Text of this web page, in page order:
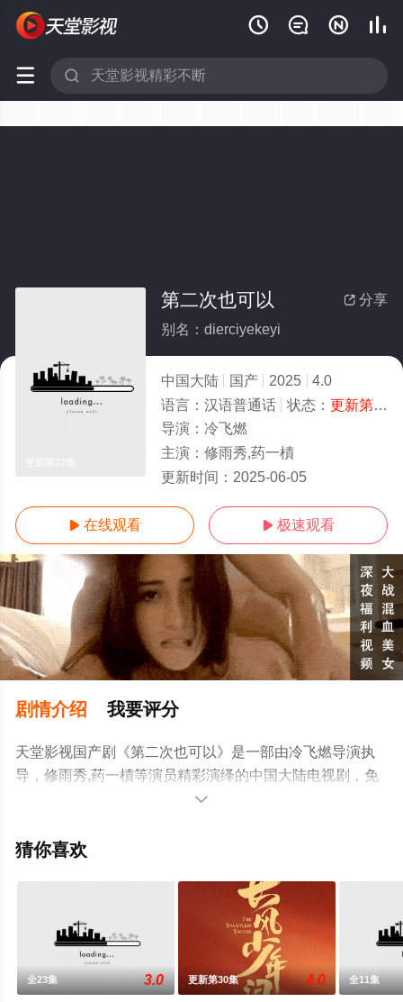
   
 
 分享
第二次也可以
别名：dierciyekeyi
中国大陆 国产 2025
4.0
语言： 汉语普通话 状态： 更新第22集
导演： 冷飞燃
主演： 修雨秀,药一樍
更新时间： 2025-06-05
 在线观看  极速观看
剧情介绍 我要评分
天堂影视国产剧《第二次也可以》是一部由冷飞燃导演执
导，修雨秀,药一樍等演员精彩演绎的中国大陆电视剧，免
费观看高清未删减完整版电视剧全集就上天堂电影网，更
了解。

猜你喜欢
全23集 3.0 更新第30集 4.0 全11集